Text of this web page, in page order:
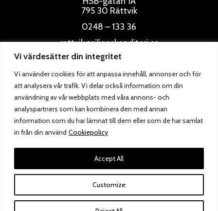
Vi värdesätter din integritet
Vi använder cookies för att anpassa innehåll, annonser och för
att analysera vår trafik. Vi delar också information om din
användning av vår webbplats med våra annons- och
analyspartners som kan kombinera den med annan
information som du har lämnat till dem eller som de har samlat
in från din använd Cookiepolicy
Customize
Accept All
795 30 Rättvik
0248 – 133 36
rattvik@siljanskonditori.se
ÖPPETTIDER